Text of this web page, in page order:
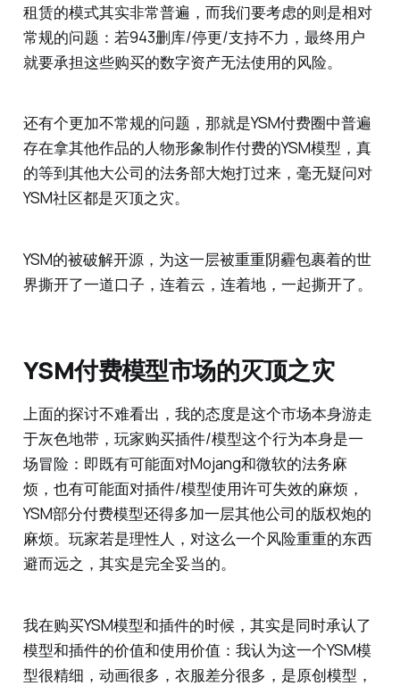
租赁的模式其实非常普遍，而我们要考虑的则是相对
常规的问题：若943删库/停更/支持不力，最终用户
就要承担这些购买的数字资产无法使用的风险。
还有个更加不常规的问题，那就是YSM付费圈中普遍
存在拿其他作品的人物形象制作付费的YSM模型，真
的等到其他大公司的法务部大炮打过来，毫无疑问对
YSM社区都是灭顶之灾。
YSM的被破解开源，为这一层被重重阴霾包裹着的世
界撕开了一道口子，连着云，连着地，一起撕开了。
YSM付费模型市场的灭顶之灾
上面的探讨不难看出，我的态度是这个市场本身游走
于灰色地带，玩家购买插件/模型这个行为本身是一
场冒险：即既有可能面对Mojang和微软的法务麻
烦，也有可能面对插件/模型使用许可失效的麻烦，
YSM部分付费模型还得多加一层其他公司的版权炮的
麻烦。玩家若是理性人，对这么一个风险重重的东西
避而远之，其实是完全妥当的。
我在购买YSM模型和插件的时候，其实是同时承认了
模型和插件的价值和使用价值：我认为这一个YSM模
型很精细，动画很多，衣服差分很多，是原创模型，